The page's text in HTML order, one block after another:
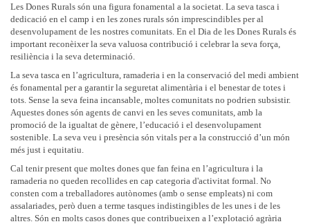
Les Dones Rurals són una figura fonamental a la societat. La seva tasca i
dedicació en el camp i en les zones rurals són imprescindibles per al
desenvolupament de les nostres comunitats. En el Dia de les Dones Rurals és
important reconèixer la seva valuosa contribució i celebrar la seva força,
resiliència i la seva determinació.
La seva tasca en l’agricultura, ramaderia i en la conservació del medi ambient
és fonamental per a garantir la seguretat alimentària i el benestar de totes i
tots. Sense la seva feina incansable, moltes comunitats no podrien subsistir.
Aquestes dones són agents de canvi en les seves comunitats, amb la
promoció de la igualtat de gènere, l’educació i el desenvolupament
sostenible. La seva veu i presència són vitals per a la construcció d’un món
més just i equitatiu.
Cal tenir present que moltes dones que fan feina en l’agricultura i la
ramaderia no queden recollides en cap categoria d'activitat formal. No
consten com a treballadores autònomes (amb o sense empleats) ni com
assalariades, però duen a terme tasques indistingibles de les unes i de les
altres. Són en molts casos dones que contribueixen a l’explotació agrària